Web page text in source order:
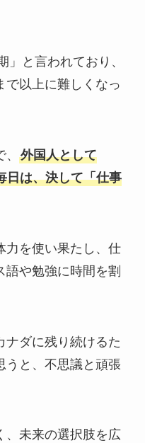
」と言われており、
で以上に難しくなっ
外国人として
日は、決して「仕事
力を使い果たし、仕
や勉強に時間を割
ナダに残り続けるた
うと、不思議と頑張
、未来の選択肢を広